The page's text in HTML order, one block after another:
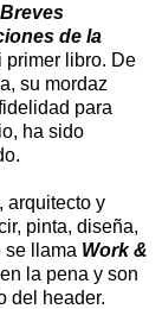
Breves
de la
primer libro. De
su mordaz
para
ha sido
arquitecto y
pinta, diseña,
se llama Work &
la pena y son
del header.